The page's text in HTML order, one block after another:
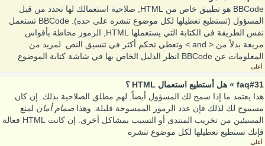
BBCode هو تطبيق خاص من HTML, صلاحية استعمالك لها تحدد من قبل
المسؤول (تستطيع تعطيلها لكل موضوع تنشره على حده). BBCode تستعمل
نفس الطريقة في الكتابة التي يستعملها HTML, الرموز محاطة بأقواس
مربعة بدلاً من < and > وتعطي تحكم أكثر في تنسيق النص. لمزيد من
المعلومات عن BBCode انظر الدليل الخاص بها في شاشة كتابة الموضوع
أعلى
faq#31 » هل أستطيع استعمال HTML ؟
هذا يعتمد ما إذا سمح لك المسؤول أيضاً, لهم مطلق الصلاحية بذلك. إن كان
مسموح لك لذلك فإن عدد الرموز الممسوحة قليلة. وهذا صمام أمان لمنع
المسيئين من تخريب المنتدى أو التسبب بمشاكل أخرى. إن كانت HTML فعالة
فإنك تستطيع تعطيلها لكل موضوع تنشره
أعلى